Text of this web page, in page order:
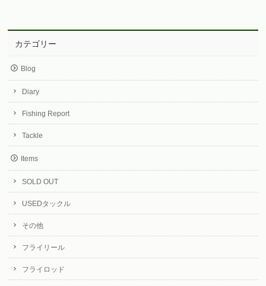
カテゴリー
Blog
Diary
Fishing Report
Tackle
Items
SOLD OUT
USEDタックル
その他
フライリール
フライロッド